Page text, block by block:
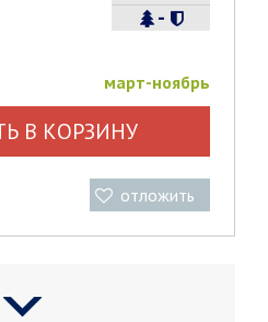
-
март-ноябрь
В КОРЗИНУ
отложить